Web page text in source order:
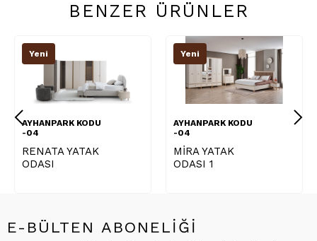
BENZER ÜRÜNLER
Yeni
AYHANPARK KODU
-04
RENATA YATAK
ODASI
Yeni
AYHANPARK KODU
-04
MİRA YATAK
ODASI 1
E-BÜLTEN ABONELİĞİ